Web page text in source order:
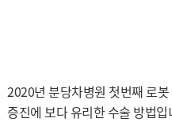
2020년 분당차병원 첫번째 로
증진에 보다 유리한 수술 방법